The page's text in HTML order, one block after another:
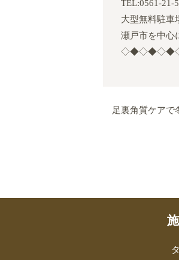
TEL:0561-21-
大型無料駐車
瀬戸市を中心
足裏角質ケアで